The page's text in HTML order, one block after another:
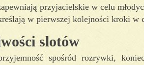
przyjacielskie w celu
w pierwszej kolejności kroki w
slotów
spośród rozrywki,